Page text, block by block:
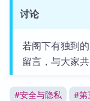
讨论
若阁下有独到
留言，与大家共
#安全与隐私 #第